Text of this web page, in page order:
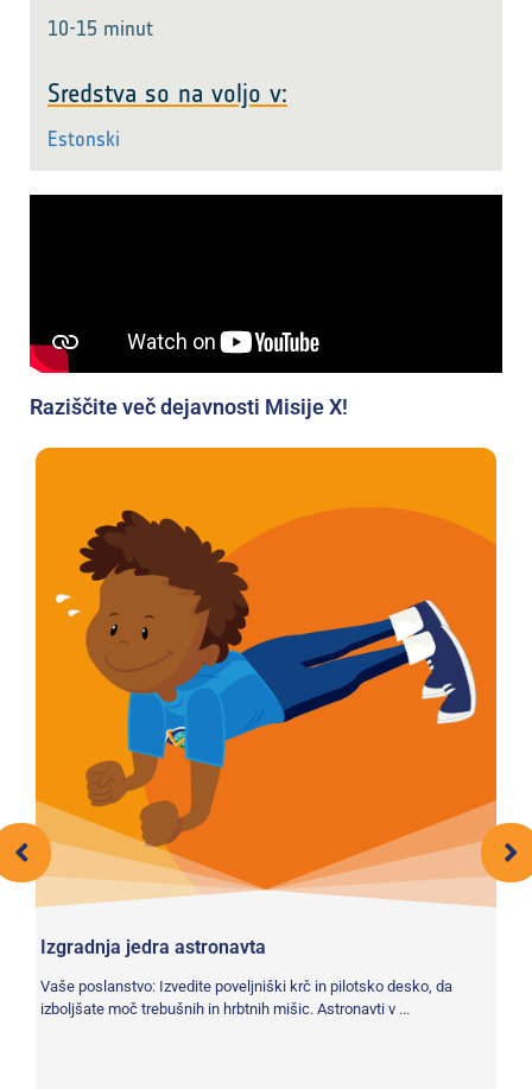
10-15 minut
Sredstva so na voljo v:
Estonski
Raziščite več dejavnosti Misije X!
Izgradnja jedra astronavta
Vaše poslanstvo: Izvedite poveljniški krč in pilotsko desko, da
izboljšate moč trebušnih in hrbtnih mišic. Astronavti v ...